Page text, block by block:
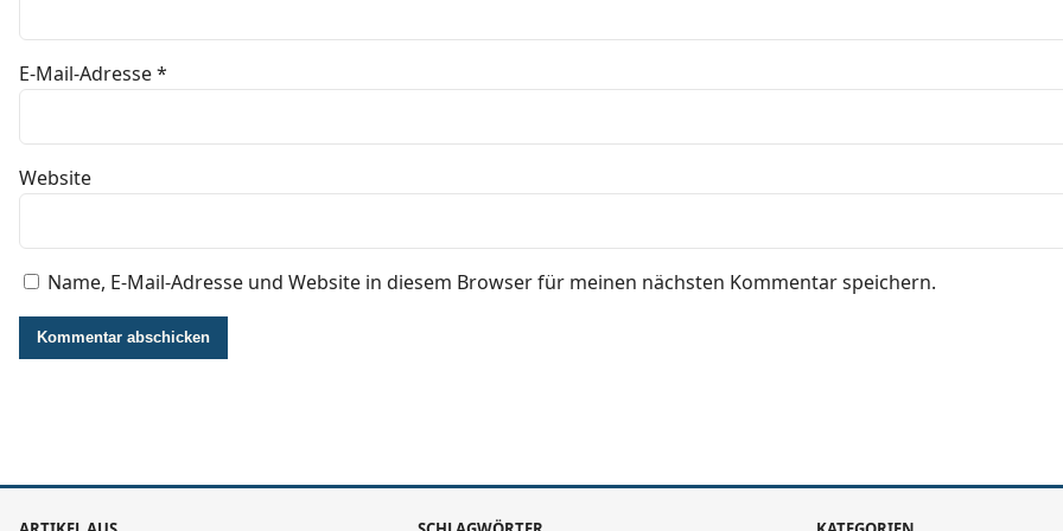
E-Mail-Adresse*
Website
Name, E-Mail-Adresse und Website in diesem Browser für meinen nächsten Kommentar speichern.